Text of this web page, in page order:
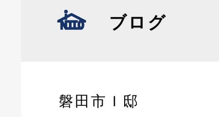
ブログ
磐田市Ｉ邸